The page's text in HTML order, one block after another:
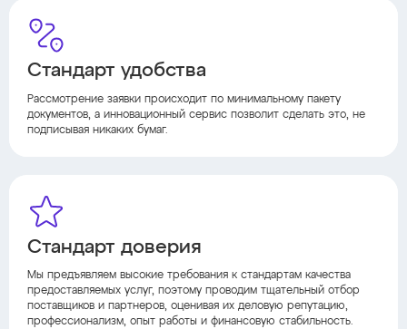
Стандарт удобства
Рассмотрение заявки происходит по минимальному пакету
документов, а инновационный сервис позволит сделать это, не
подписывая никаких бумаг.
Стандарт доверия
Мы предъявляем высокие требования к стандартам качества
предоставляемых услуг, поэтому проводим тщательный отбор
поставщиков и партнеров, оценивая их деловую репутацию,
профессионализм, опыт работы и финансовую стабильность.